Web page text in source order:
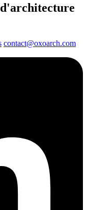
contact@oxoarch.com